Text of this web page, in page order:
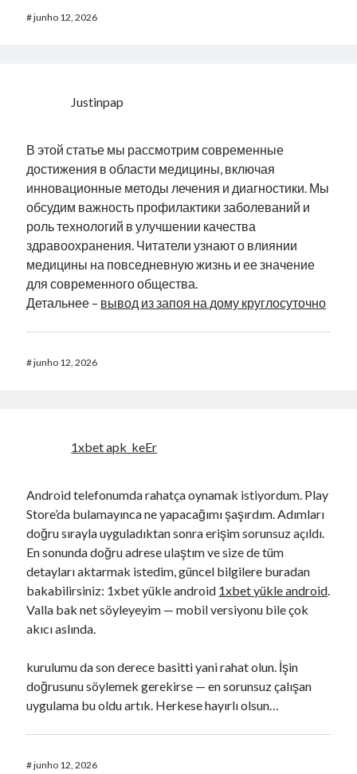
#junho 12, 2026
Justinpap
В этой статье мы рассмотрим современные
достижения в области медицины, включая
инновационные методы лечения и диагностики. Мы
обсудим важность профилактики заболеваний и
роль технологий в улучшении качества
здравоохранения. Читатели узнают о влиянии
медицины на повседневную жизнь и ее значение
для современного общества.
Детальнее – вывод из запоя на дому круглосуточно
#junho 12, 2026
1xbet apk_keEr
Android telefonumda rahatça oynamak istiyordum. Play
Store’da bulamayınca ne yapacağımı şaşırdım. Adımları
doğru sırayla uyguladıktan sonra erişim sorunsuz açıldı.
En sonunda doğru adrese ulaştım ve size de tüm
detayları aktarmak istedim, güncel bilgilere buradan
bakabilirsiniz: 1xbet yükle android 1xbet yükle android.
Valla bak net söyleyeyim — mobil versiyonu bile çok
akıcı aslında.
kurulumu da son derece basitti yani rahat olun. İşin
doğrusunu söylemek gerekirse — en sorunsuz çalışan
uygulama bu oldu artık. Herkese hayırlı olsun…
#junho 12, 2026